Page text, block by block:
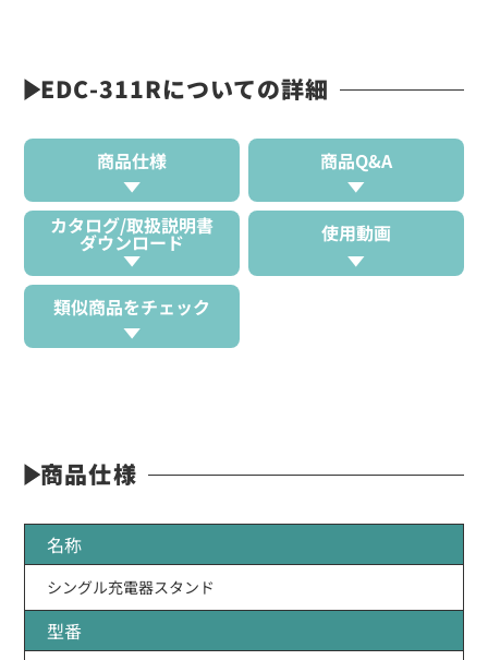
EDC-311Rについての詳細
商品仕様 商品Q&A
カタログ/取扱説明書
ダウンロード 使用動画
類似商品をチェック
商品仕様
名称
シングル充電器スタンド
型番